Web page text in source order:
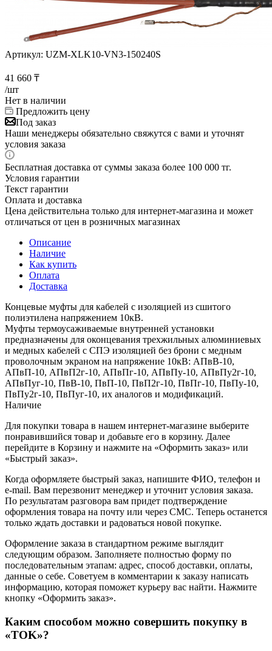
Артикул: UZM-XLK10-VN3-150240S
41 660 ₸
/шт
Нет в наличии
Предложить цену
Под заказ
Наши менеджеры обязательно свяжутся с вами и уточнят
условия заказа
Бесплатная доставка от суммы заказа более 100 000 тг.
Условия гарантии
Текст гарантии
Оплата и доставка
Цена действительна только для интернет-магазина и может
отличаться от цен в розничных магазинах
Описание
Наличие
Как купить
Оплата
Доставка
Концевые муфты для кабелей с изоляцией из сшитого
полиэтилена напряжением 10кВ.
Муфты термоусаживаемые внутренней установки
предназначены для оконцевания трехжильных алюминиевых
и медных кабелей с СПЭ изоляцией без брони с медным
проволочным экраном на напряжение 10кВ: АПвВ-10,
АПвП-10, АПвП2г-10, АПвПг-10, АПвПу-10, АПвПу2г-10,
АПвПуг-10, ПвВ-10, ПвП-10, ПвП2г-10, ПвПг-10, ПвПу-10,
ПвПу2г-10, ПвПуг-10, их аналогов и модификаций.
Наличие
Для покупки товара в нашем интернет-магазине выберите
понравившийся товар и добавьте его в корзину. Далее
перейдите в Корзину и нажмите на «Оформить заказ» или
«Быстрый заказ».
Когда оформляете быстрый заказ, напишите ФИО, телефон и
e-mail. Вам перезвонит менеджер и уточнит условия заказа.
По результатам разговора вам придет подтверждение
оформления товара на почту или через СМС. Теперь останется
только ждать доставки и радоваться новой покупке.
Оформление заказа в стандартном режиме выглядит
следующим образом. Заполняете полностью форму по
последовательным этапам: адрес, способ доставки, оплаты,
данные о себе. Советуем в комментарии к заказу написать
информацию, которая поможет курьеру вас найти. Нажмите
кнопку «Оформить заказ».
Каким способом можно совершить покупку в
«TOK»?